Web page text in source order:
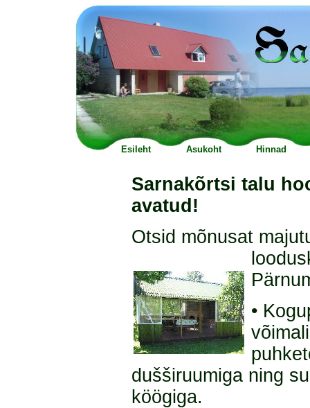
Esileht Asukoht Hinnad
Sarnakõrtsi talu
avatud!
Otsid mõnusat
•
dušširuumiga ning
köögiga.